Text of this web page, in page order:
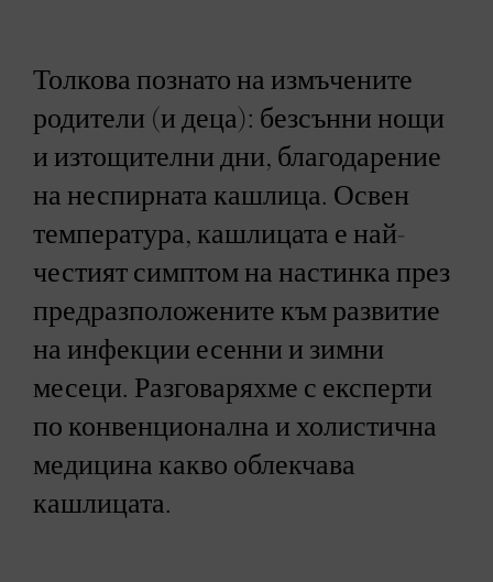
Толкова познато на измъчените
родители (и деца): безсънни нощи
и изтощителни дни, благодарение
на неспирната кашлица. Освен
температура, кашлицата е най-
честият симптом на настинка през
предразположените към развитие
на инфекции есенни и зимни
месеци. Разговаряхме с експерти
по конвенционална и холистична
медицина какво облекчава
кашлицата.